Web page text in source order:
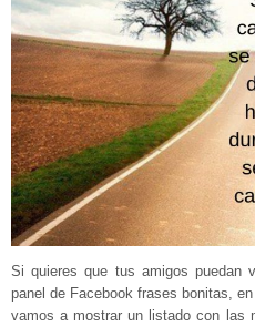
Si quieres que tus amigos puedan
panel de Facebook frases bonitas,
vamos a mostrar un listado con las